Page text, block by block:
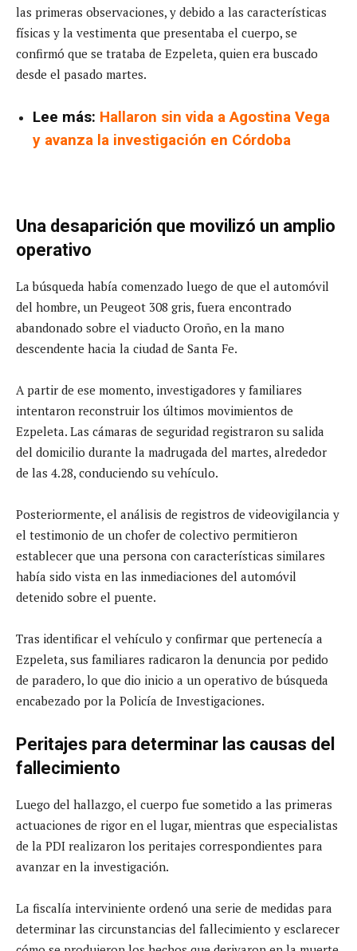
las primeras observaciones, y debido a las características
físicas y la vestimenta que presentaba el cuerpo, se
confirmó que se trataba de Ezpeleta, quien era buscado
desde el pasado martes.
Lee más: Hallaron sin vida a Agostina Vega
y avanza la investigación en Córdoba
Una desaparición que movilizó un amplio
operativo
La búsqueda había comenzado luego de que el automóvil
del hombre, un Peugeot 308 gris, fuera encontrado
abandonado sobre el viaducto Oroño, en la mano
descendente hacia la ciudad de Santa Fe.
A partir de ese momento, investigadores y familiares
intentaron reconstruir los últimos movimientos de
Ezpeleta. Las cámaras de seguridad registraron su salida
del domicilio durante la madrugada del martes, alrededor
de las 4.28, conduciendo su vehículo.
Posteriormente, el análisis de registros de videovigilancia y
el testimonio de un chofer de colectivo permitieron
establecer que una persona con características similares
había sido vista en las inmediaciones del automóvil
detenido sobre el puente.
Tras identificar el vehículo y confirmar que pertenecía a
Ezpeleta, sus familiares radicaron la denuncia por pedido
de paradero, lo que dio inicio a un operativo de búsqueda
encabezado por la Policía de Investigaciones.
Peritajes para determinar las causas del
fallecimiento
Luego del hallazgo, el cuerpo fue sometido a las primeras
actuaciones de rigor en el lugar, mientras que especialistas
de la PDI realizaron los peritajes correspondientes para
avanzar en la investigación.
La fiscalía interviniente ordenó una serie de medidas para
determinar las circunstancias del fallecimiento y esclarecer